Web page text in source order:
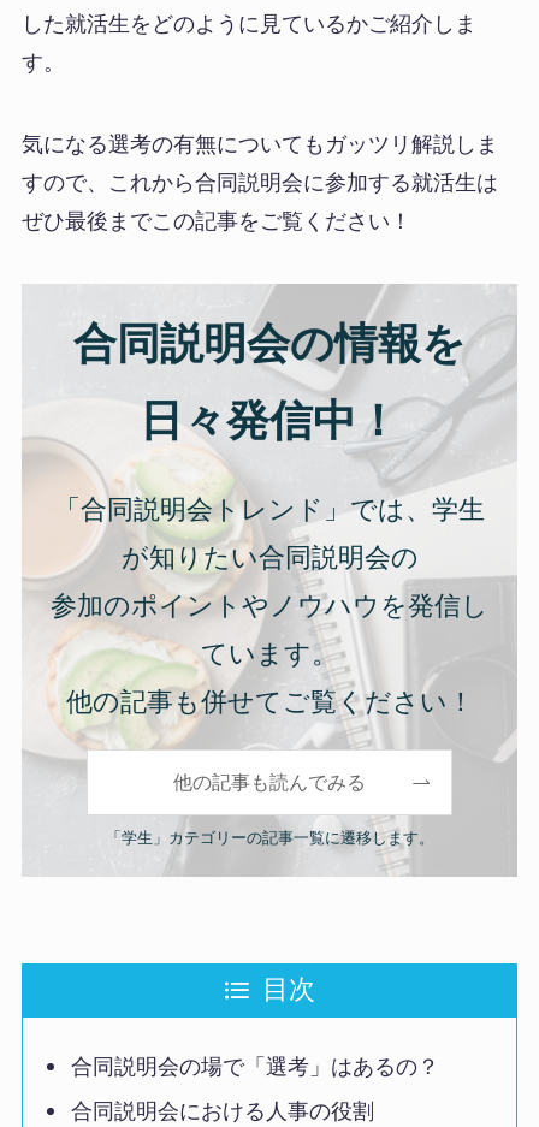
した就活生をどのように見ているかご紹介しま
す。
気になる選考の有無についてもガッツリ解説しま
すので、これから合同説明会に参加する就活生は
ぜひ最後までこの記事をご覧ください！
合同説明会の情報を
日々発信中！
「合同説明会トレンド」では、学生
が知りたい合同説明会の
参加のポイントやノウハウを発信し
ています。
他の記事も併せてご覧ください！
他の記事も読んでみる
「学生」カテゴリーの記事一覧に遷移します。
目次
合同説明会の場で「選考」はあるの？
合同説明会における人事の役割